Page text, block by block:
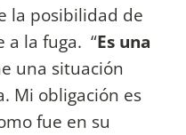
la posibilidad de
a la fuga. “Es una
una situación
Mi obligación es
fue en su